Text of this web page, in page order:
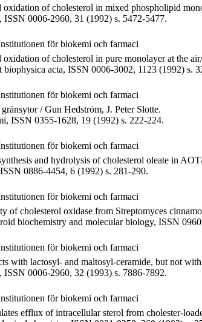
oxidation of cholesterol in mixed phospholipid
ISSN 0006-2960, 31 (1992) s. 5472-5477.
för biokemi och farmaci
oxidation of cholesterol in pure monolayer at the
acta, ISSN 0006-3002, 1123 (1992) s.
för biokemi och farmaci
/ Gun Hedström, J. Peter Slotte.
ISSN 0355-1628, 19 (1992) s. 222-224.
för biokemi och farmaci
and hydrolysis of cholesterol oleate in
0886-4454, 6 (1992) s. 281-290.
för biokemi och farmaci
of cholesterol oxidase from Streptomyces
biochemistry and molecular biology, ISSN
för biokemi och farmaci
with lactosyl- and maltosyl-ceramide, but not
ISSN 0006-2960, 32 (1993) s. 7886-7892.
för biokemi och farmaci
efflux of intracellular sterol from cholester-